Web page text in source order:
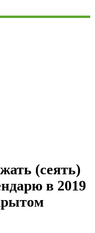
(сеять)
в 2019